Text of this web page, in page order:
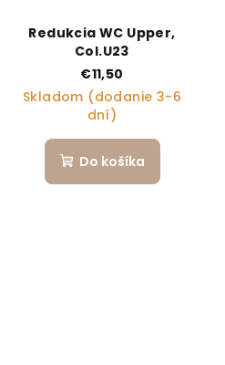
Redukcia WC Upper,
Col.U23
€11,50
Skladom (dodanie 3-6
dní)
Do košíka